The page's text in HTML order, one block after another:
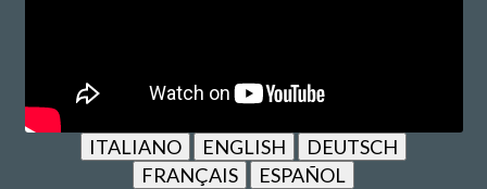
ITALIANO ENGLISH
DEUTSCH
FRANÇAIS
ESPAÑOL